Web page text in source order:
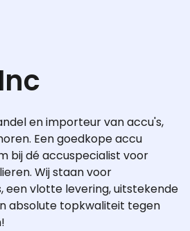
Inc
en importeur van accu's,
Een goedkope accu
bij dé accuspecialist voor
Wij staan voor
een vlotte levering, uitstekende
absolute topkwaliteit tegen